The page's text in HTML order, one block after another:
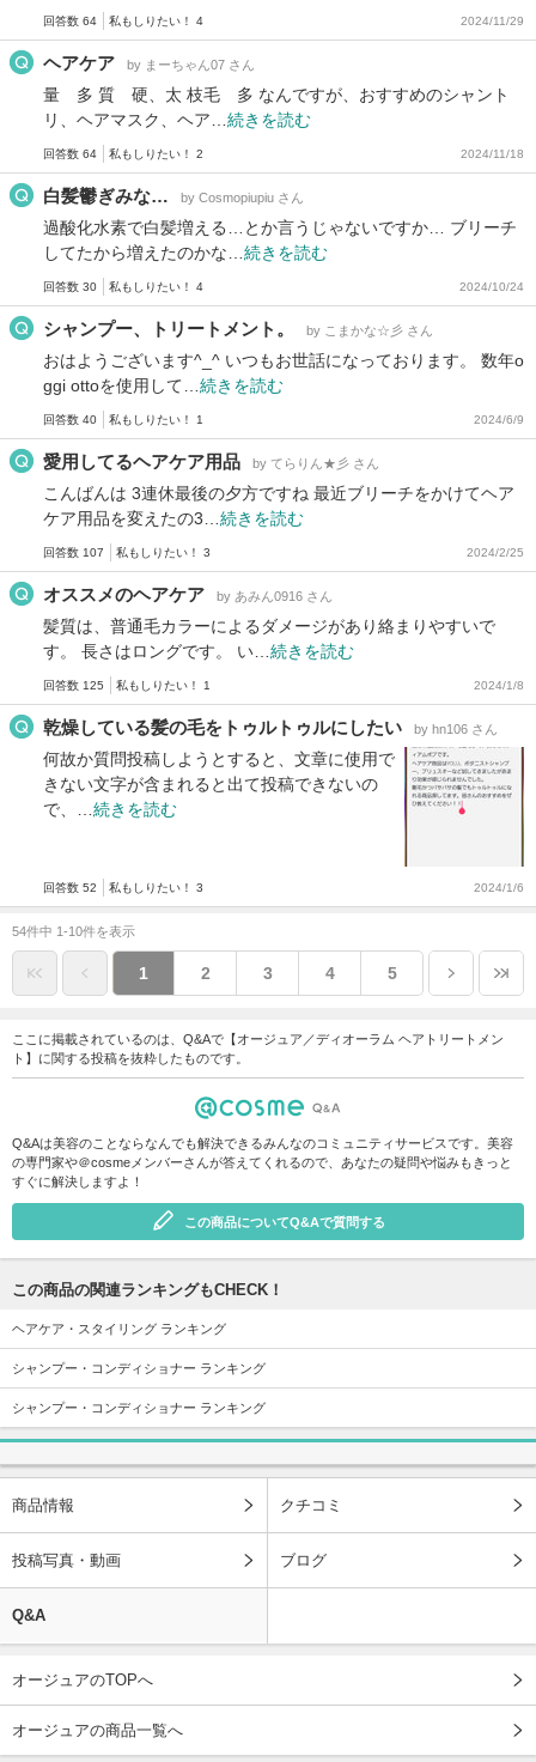
回答数 64 私もしりたい！ 4 2024/11/29
ヘアケア by まーちゃん07 さん
量 多 質 硬、太 枝毛 多 なんですが、おすすめのシャント
リ、ヘアマスク、ヘア… 続きを読む
回答数 64 私もしりたい！ 2 2024/11/18
白髪鬱ぎみな… by Cosmopiupiu さん
過酸化水素で白髪増える…とか言うじゃないですか… ブリーチ
してたから増えたのかな… 続きを読む
回答数 30 私もしりたい！ 4 2024/10/24
シャンプー、トリートメント。 by こまかな☆彡 さん
おはようございます^_^ いつもお世話になっております。 数年o
ggi ottoを使用して… 続きを読む
回答数 40 私もしりたい！ 1 2024/6/9
愛用してるヘアケア用品 by てらりん★彡 さん
こんばんは 3連休最後の夕方ですね 最近ブリーチをかけてヘア
ケア用品を変えたの3… 続きを読む
回答数 107 私もしりたい！ 3 2024/2/25
オススメのヘアケア by あみん0916 さん
髪質は、普通毛カラーによるダメージがあり絡まりやすいで
す。 長さはロングです。 い… 続きを読む
回答数 125 私もしりたい！ 1 2024/1/8
乾燥している髪の毛をトゥルトゥルにしたい by hn106 さん
何故か質問投稿しようとすると、文章に使用で
きない文字が含まれると出て投稿できないの
で、… 続きを読む
回答数 52 私もしりたい！ 3 2024/1/6
54件中 1-10件を表示
1 2 3 4 5
ここに掲載されているのは、Q&Aで【オージュア／ディオーラム ヘアトリートメン
ト】に関する投稿を抜粋したものです。
Q&Aは美容のことならなんでも解決できるみんなのコミュニティサービスです。美容
の専門家や＠cosmeメンバーさんが答えてくれるので、あなたの疑問や悩みもきっと
すぐに解決しますよ！
この商品についてQ&Aで質問する
この商品の関連ランキングもCHECK！
ヘアケア・スタイリング ランキング
シャンプー・コンディショナー ランキング
シャンプー・コンディショナー ランキング
商品情報 クチコミ
投稿写真・動画 ブログ
Q&A
オージュアのTOPへ
オージュアの商品一覧へ